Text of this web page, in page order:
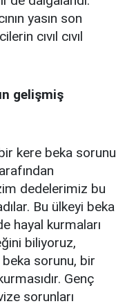
yasın son
cıvıl cıvıl
gelişmiş
kere beka sorunu
dedelerimiz bu
Bu ülkeyi beka
hayal kurmaları
biliyoruz,
sorunu, bir
Genç
sorunları